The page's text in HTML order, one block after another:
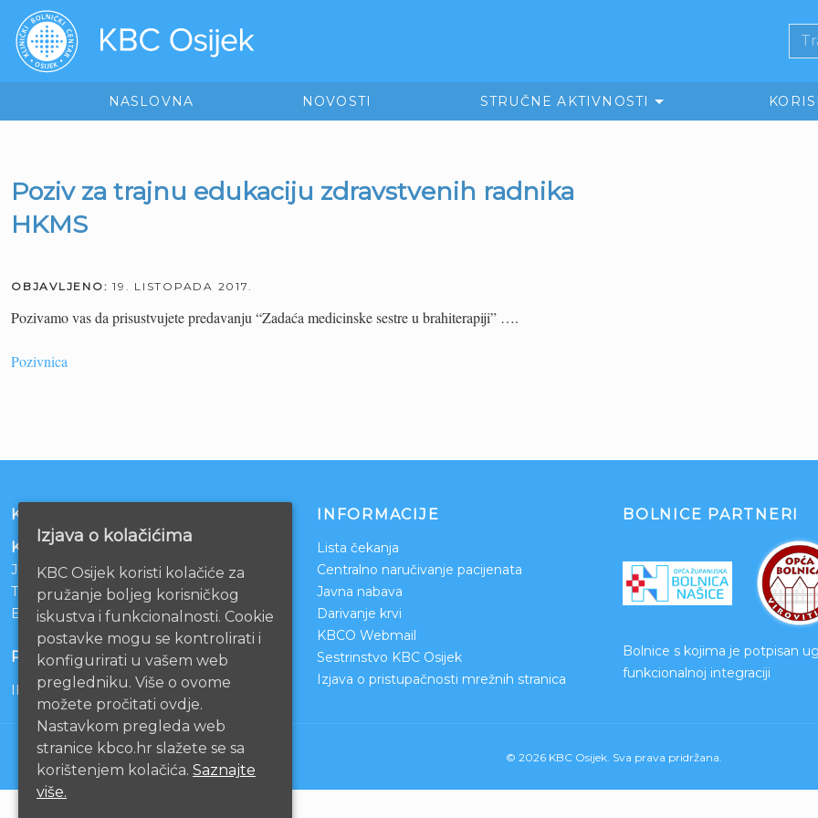
NASLOVNA NOVOSTI STRUČNE AKTIVNOSTI
Poziv za trajnu edukaciju zdravstvenih radnika
HKMS
OBJAVLJENO: 19. LISTOPADA 2017.
Pozivamo vas da prisustvujete predavanju “Zadaća medicinske sestre u brahiterapiji” ….
Pozivnica
KONTAKT
Klinički bolnički centar Osijek
Josipa Huttlera 4
Tel:
031/511-511
Email:ravnateljstvo@kbco.hr
POSLOVNI RAČUNI
IBAN: HR1210010051863000160
INFORMACIJE
Lista čekanja
Centralno naručivanje pacijenata
Javna nabava
Darivanje krvi
KBCO Webmail
Sestrinstvo KBC Osijek
Izjava o pristupačnosti mrežnih stranica
BOLNICE PARTNERI
Bolnice s kojima je potpisan
funkcionalnoj integraciji
© 2026 KBC Osijek. Sva prava pridržana.
Izjava o kolačićima
KBC Osijek koristi kolačiće za
pružanje boljeg korisničkog
iskustva i funkcionalnosti. Cookie
postavke mogu se kontrolirati i
konfigurirati u vašem web
pregledniku. Više o ovome
možete pročitati ovdje.
Nastavkom pregleda web
stranice kbco.hr slažete se sa
korištenjem kolačića. Saznajte
više.